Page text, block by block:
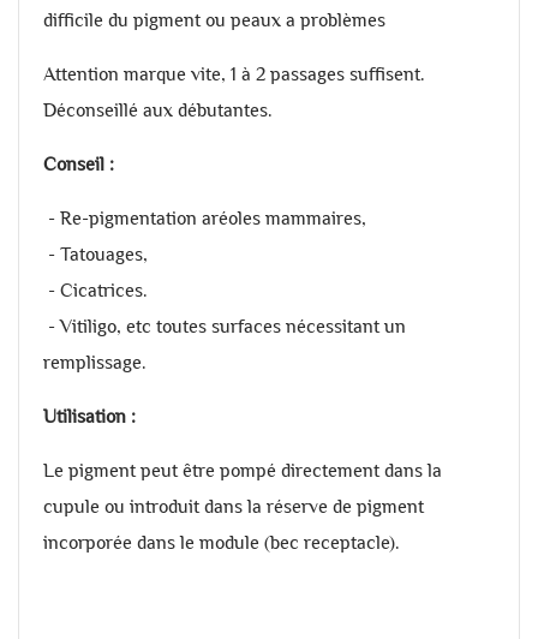
difficile du pigment ou peaux a problèmes
Attention marque vite, 1 à 2 passages suffisent.
Déconseillé aux débutantes.
Conseil :
- Re-pigmentation aréoles mammaires,
- Tatouages,
- Cicatrices.
- Vitiligo, etc toutes surfaces nécessitant un
remplissage.
Utilisation :
Le pigment peut être pompé directement dans la
cupule ou introduit dans la réserve de pigment
incorporée dans le module (bec receptacle).